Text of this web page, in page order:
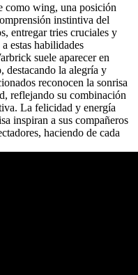
como wing, una posición
instintiva del
entregar tries cruciales y
estas habilidades
suele aparecer en
destacando la alegría y
reconocen la sonrisa
reflejando su combinación
La felicidad y energía
inspiran a sus compañeros
haciendo de cada